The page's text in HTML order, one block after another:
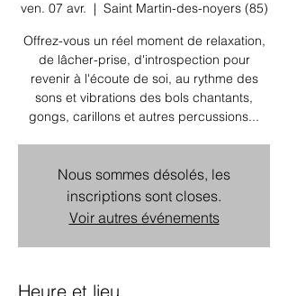
ven. 07 avr.
  |
Saint Martin-des-noyers (85)
Offrez-vous un réel moment de relaxation,
de lâcher-prise, d'introspection pour
revenir à l'écoute de soi, au rythme des
sons et vibrations des bols chantants,
gongs, carillons et autres percussions...
Nous sommes désolés, les
inscriptions sont closes.
Voir autres événements
Heure et lieu